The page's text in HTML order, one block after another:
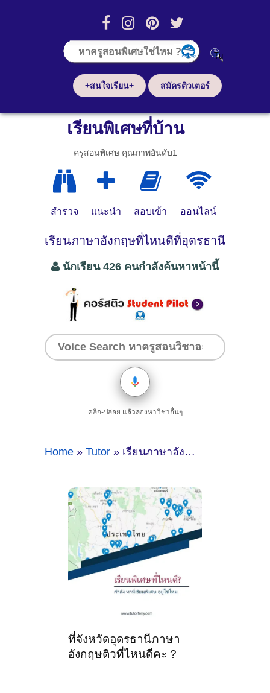
+สนใจเรียน+ สมัครติวเตอร์
เรียนพิเศษที่บ้าน
ครูสอนพิเศษ คุณภาพอันดับ1
สำรวจ แนะนำ สอบเข้า ออนไลน์
เรียนภาษาอังกฤษที่ไหนดีที่อุดรธานี
นักเรียน 426 คนกำลังค้นหาหน้านี้
คลิก-ปล่อย แล้วลองหาวิชาอื่นๆ
Home » Tutor » เรียนภาษาอังกฤษที่ไหนดีที่อุดรธานี
ที่จังหวัดอุดรธานีภาษา
อังกฤษติวที่ไหนดีคะ ?